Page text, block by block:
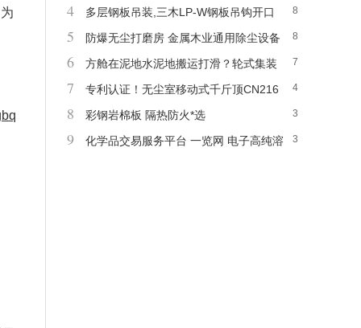
搬运？
8
4
多层钢板吊装,三木LP-W钢板吊钩开口
尺寸5-300mm
8
5 防爆无尘打磨房 金属木业通用除尘设备
7
6
方舱在泥地水泥地搬运打滑？轮式集装
箱搬运车适配沥青粗糙路面
4
7
专利认证！无尘室移动式千斤顶CN216
918436U
3
8 彩钢岩棉板 隔热防火*选
3
9
化学品交易服务平台 一览网 电子高纯溶